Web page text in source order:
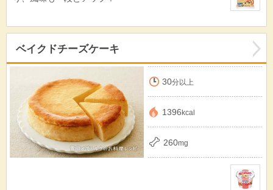
ベイクドチーズケーキ
30分以上
1396 kcal
260mg